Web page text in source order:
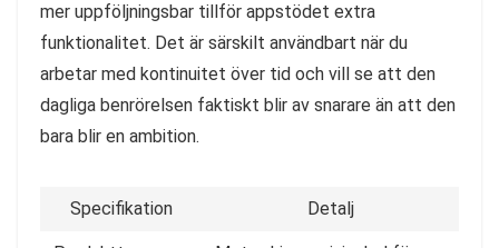
mer uppföljningsbar tillför appstödet extra
funktionalitet. Det är särskilt användbart när du
arbetar med kontinuitet över tid och vill se att den
dagliga benrörelsen faktiskt blir av snarare än att den
bara blir en ambition.
Specifikation Detalj